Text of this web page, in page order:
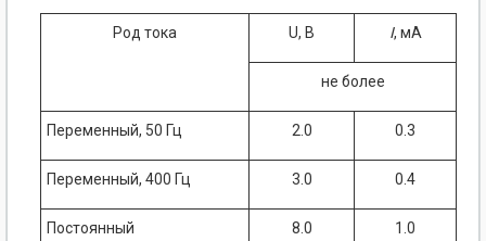
Род тока U, В I, мА
не более
Переменный, 50 Гц 2.0 0.3
Переменный, 400 Гц 3.0 0.4
Постоянный 8.0 1.0